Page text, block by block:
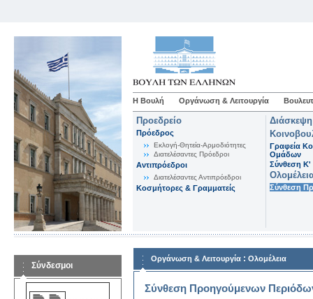
Η Βουλή Οργάνωση & Λειτουργία
Προεδρείο
Πρόεδρος
Εκλογή-Θητεία-Αρμοδιότητες
Διατελέσαντες Πρόεδροι
Αντιπρόεδροι
Διατελέσαντες Αντιπρόεδροι
Κοσμήτορες & Γραμματείς
Γραφεία
Ομάδων
Σύνθεση K'
Σύνθεση
Σύνδεσμοι
Οργάνωση & Λειτουργία : Ολομέλεια
Σύνθεση Προηγούμενων